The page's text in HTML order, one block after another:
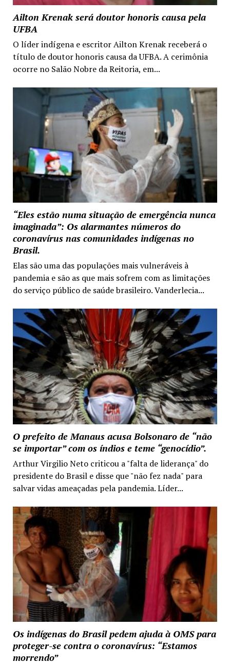
Ailton Krenak será doutor honoris causa pela
UFBA
O líder indígena e escritor Ailton Krenak receberá o
título de doutor honoris causa da UFBA. A cerimônia
ocorre no Salão Nobre da Reitoria, em...
“Eles estão numa situação de emergência nunca
imaginada”: Os alarmantes números do
coronavírus nas comunidades indígenas no
Brasil.
Elas são uma das populações mais vulneráveis à
pandemia e são as que mais sofrem com as limitações
do serviço público de saúde brasileiro. Vanderlecia...
O prefeito de Manaus acusa Bolsonaro de “não
se importar” com os índios e teme “genocídio”.
Arthur Virgilio Neto criticou a "falta de liderança" do
presidente do Brasil e disse que "não fez nada" para
salvar vidas ameaçadas pela pandemia. Líder...
Os indígenas do Brasil pedem ajuda à OMS para
proteger-se contra o coronavírus: “Estamos
morrendo”